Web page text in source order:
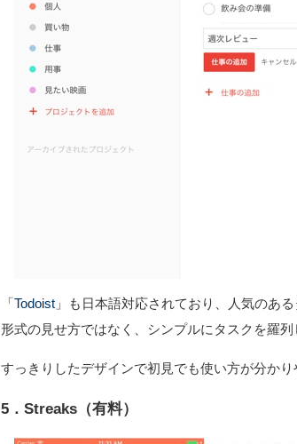
「 Todoist 」も日本語対応されており、人気のあ
形式の見せ方ではなく、シンプルにタスクを羅列
すっきりしたデザインで初見でも使い方が分かり
5．Streaks（有料）